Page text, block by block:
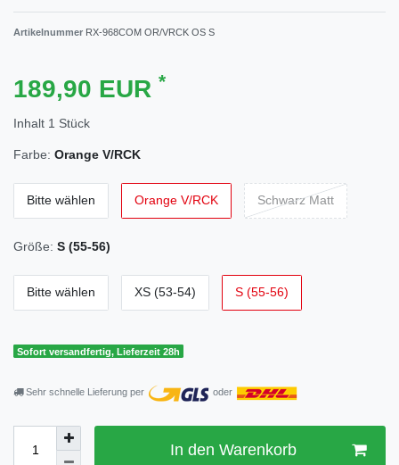
Artikelnummer RX-968COM OR/VRCK OS S
189,90 EUR *
Inhalt 1 Stück
Farbe: Orange V/RCK
Bitte wählen Orange V/RCK Schwarz Matt
Größe: S (55-56)
Bitte wählen XS (53-54) S (55-56)
Sofort versandfertig, Lieferzeit 28h
Sehr schnelle Lieferung per oder
In den Warenkorb